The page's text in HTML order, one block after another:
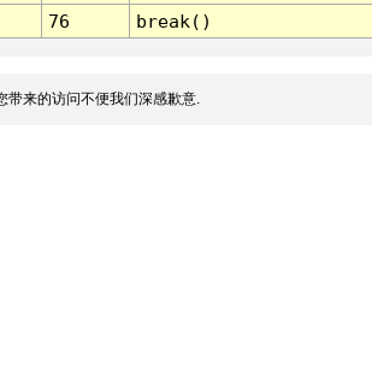
76 break()
来的访问不便我们深感歉意.